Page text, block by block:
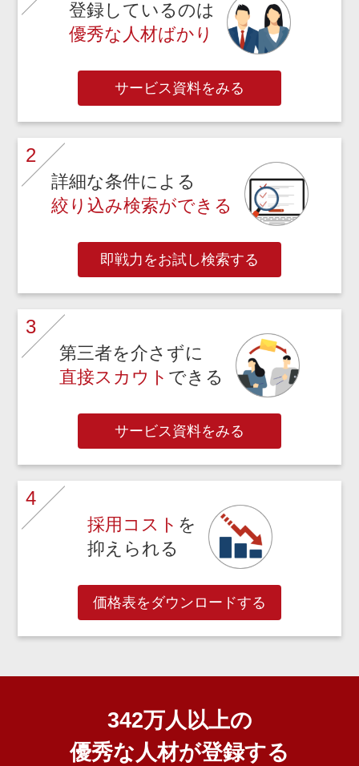
登録しているのは
優秀な人材ばかり
サービス資料をみる
2
詳細な条件による
絞り込み検索ができる
即戦力をお試し検索する
3
第三者を介さずに
直接スカウト できる
サービス資料をみる
4
採用コスト を
抑えられる
価格表をダウンロードする
342万人以上の
優秀な人材が登録する